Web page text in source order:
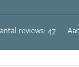
reviews: 47